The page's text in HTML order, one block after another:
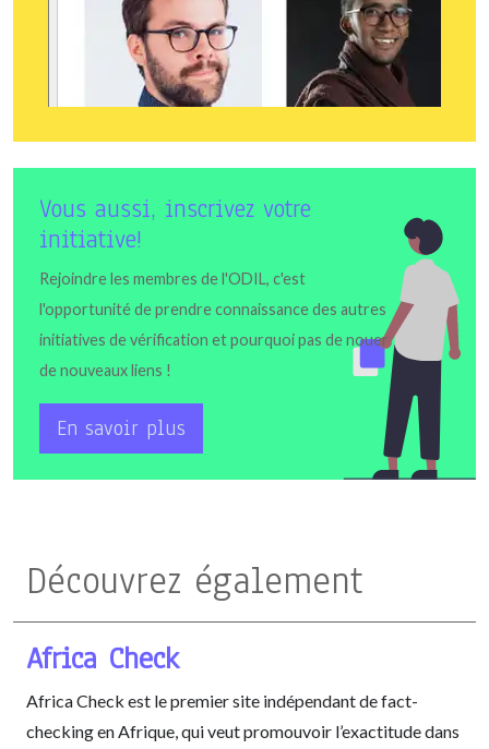
Vous aussi, inscrivez votre
initiative!
Rejoindre les membres de l'ODIL, c'est
l'opportunité de prendre connaissance des autres
initiatives de vérification et pourquoi pas de nouer
de nouveaux liens !
En savoir plus
Découvrez également
Africa Check
Africa Check est le premier site indépendant de fact-
checking en Afrique, qui veut promouvoir l’exactitude dans